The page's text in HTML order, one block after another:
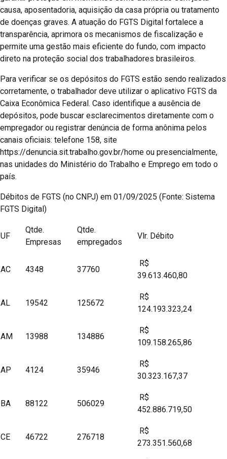
causa, aposentadoria, aquisição da casa própria ou tratamento
de doenças graves. A atuação do FGTS Digital fortalece a
transparência, aprimora os mecanismos de fiscalização e
permite uma gestão mais eficiente do fundo, com impacto
direto na proteção social dos trabalhadores brasileiros.
Para verificar se os depósitos do FGTS estão sendo realizados
corretamente, o trabalhador deve utilizar o aplicativo FGTS da
Caixa Econômica Federal. Caso identifique a ausência de
depósitos, pode buscar esclarecimentos diretamente com o
empregador ou registrar denúncia de forma anônima pelos
canais oficiais: telefone 158, site
https://denuncia.sit.trabalho.gov.br/home ou presencialmente,
nas unidades do Ministério do Trabalho e Emprego em todo o
país.
Débitos de FGTS (no CNPJ) em 01/09/2025 (Fonte: Sistema
FGTS Digital)
UF
Qtde.
Empresas
Qtde.
empregados
Vlr. Débito
AC 4348 37760
R$
39.613.460,80
AL 19542 125672
R$
124.193.323,24
AM 13988 134886
R$
109.158.265,86
AP 4124 35946
R$
30.323.167,37
BA 88122 506029
R$
452.886.719,50
CE 46722 276718
R$
273.351.560,68